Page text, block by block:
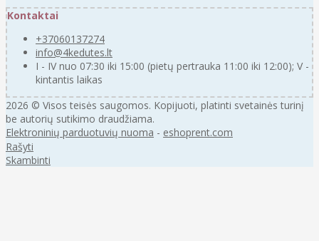
Kontaktai
+37060137274
info@4kedutes.lt
I - IV nuo 07:30 iki 15:00 (pietų pertrauka 11:00 iki 12:00); V -
kintantis laikas
2026 © Visos teisės saugomos. Kopijuoti, platinti svetainės turinį
be autorių sutikimo draudžiama.
Elektroninių parduotuvių nuoma - eshoprent.com
Rašyti
Skambinti